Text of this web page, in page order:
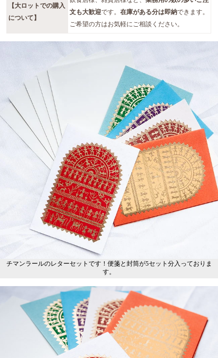
【大ロットでの購入
について】
文も大歓迎です。在庫がある分は即納できます。
ご希望の方はお気軽にご相談ください。
チマンラールのレターセットです！便箋と封筒が5セット分入っておりま
す。